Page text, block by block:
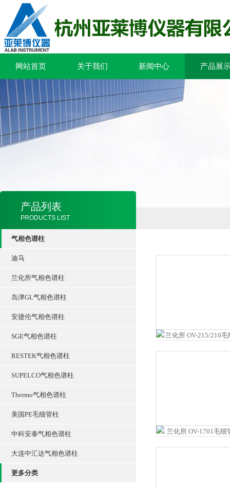
网站首页 关于我们 新闻中心 产品展
产品列表
PRODUCTS LIST
气相色谱柱
迪马
兰化所气相色谱柱
岛津GL气相色谱柱
安捷伦气相色谱柱
SGE气相色谱柱
RESTEK气相色谱柱
SUPELCO气相色谱柱
Thermo气相色谱柱
美国PE毛细管柱
中科安泰气相色谱柱
大连中汇达气相色谱柱
更多分类